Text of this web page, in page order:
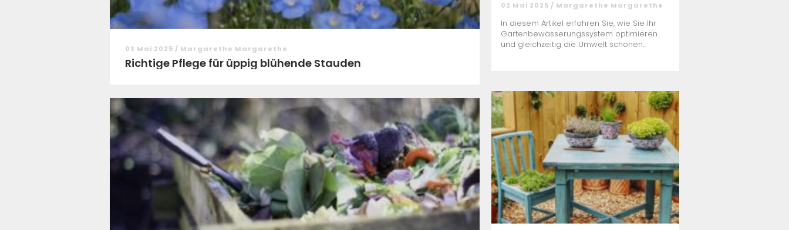
03 Mai 2025 / Margarethe Margarethe
Richtige Pflege für üppig blühende Stauden
02 Mai 2025 / Margarethe Margarethe
In diesem Artikel erfahren Sie, wie Sie Ihr
Gartenbewässerungssystem optimieren
und gleichzeitig die Umwelt schonen...